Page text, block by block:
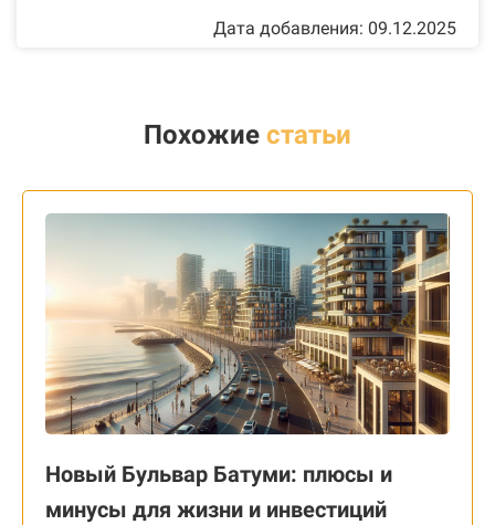
Дата добавления: 09.12.2025
Похожие статьи
Новый Бульвар Батуми: плюсы и
минусы для жизни и инвестиций